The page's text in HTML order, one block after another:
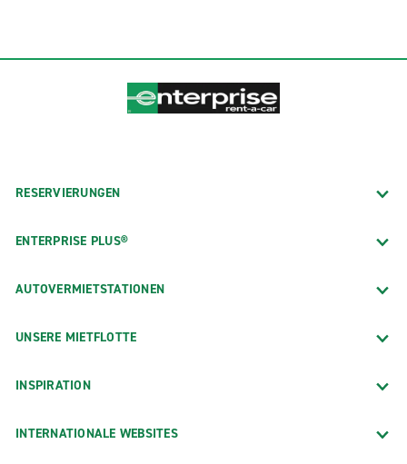
RESERVIERUNGEN
ENTERPRISE PLUS®
AUTOVERMIETSTATIONEN
UNSERE MIETFLOTTE
INSPIRATION
INTERNATIONALE WEBSITES